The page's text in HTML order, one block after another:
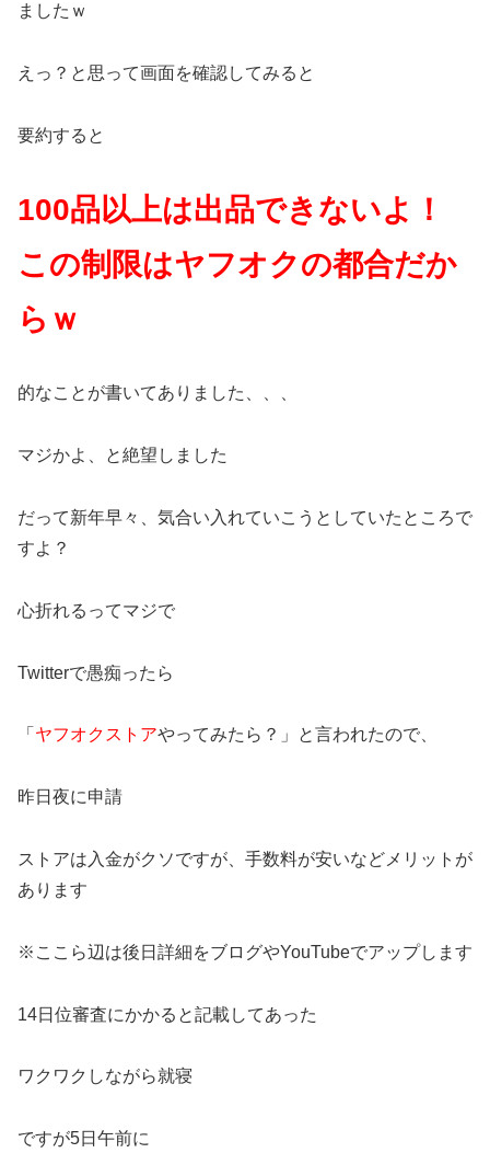
ましたｗ
えっ？と思って画面を確認してみると
要約すると
100品以上は出品できないよ！
この制限はヤフオクの都合だか
らｗ
的なことが書いてありました、、、
マジかよ、と絶望しました
だって新年早々、気合い入れていこうとしていたところで
すよ？
心折れるってマジで
Twitterで愚痴ったら
「 ヤフオクストアやってみたら？」と言われたので、
昨日夜に申請
ストアは入金がクソですが、手数料が安いなどメリットが
あります
※ここら辺は後日詳細をブログやYouTubeでアップします
14日位審査にかかると記載してあった
ワクワクしながら就寝
ですが5日午前に